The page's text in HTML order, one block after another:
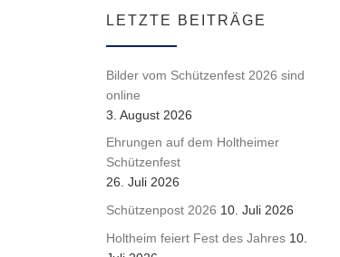
LETZTE BEITRÄGE
Bilder vom Schützenfest 2026 sind
online
3. August 2026
Ehrungen auf dem Holtheimer
Schützenfest
26. Juli 2026
Schützenpost 2026 10. Juli 2026
Holtheim feiert Fest des Jahres 10.